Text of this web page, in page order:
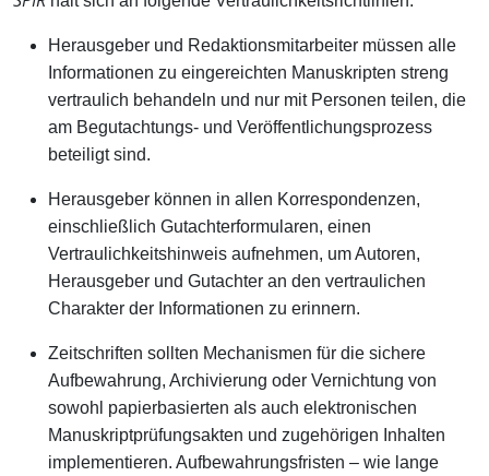
Herausgeber und Redaktionsmitarbeiter müssen alle
Informationen zu eingereichten Manuskripten streng
vertraulich behandeln und nur mit Personen teilen, die
am Begutachtungs- und Veröffentlichungsprozess
beteiligt sind.
Herausgeber können in allen Korrespondenzen,
einschließlich Gutachterformularen, einen
Vertraulichkeitshinweis aufnehmen, um Autoren,
Herausgeber und Gutachter an den vertraulichen
Charakter der Informationen zu erinnern.
Zeitschriften sollten Mechanismen für die sichere
Aufbewahrung, Archivierung oder Vernichtung von
sowohl papierbasierten als auch elektronischen
Manuskriptprüfungsakten und zugehörigen Inhalten
implementieren. Aufbewahrungsfristen – wie lange